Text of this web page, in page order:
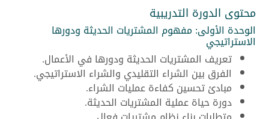
محتوى الدورة التدريبية
الوحدة الأولى: مفهوم المشتريات الحديثة ودورها
الاستراتيجي
تعريف المشتريات الحديثة ودورها في الأعمال.
الفرق بين الشراء التقليدي والشراء الاستراتيجي.
مبادئ تحسين كفاءة عمليات الشراء.
دورة حياة عملية المشتريات الحديثة.